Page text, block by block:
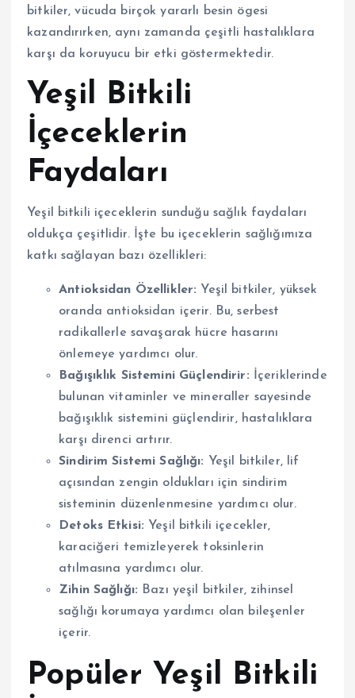
bitkiler, vücuda birçok yararlı besin ögesi
kazandırırken, aynı zamanda çeşitli hastalıklara
karşı da koruyucu bir etki göstermektedir.
Yeşil Bitkili
İçeceklerin
Faydaları
Yeşil bitkili içeceklerin sunduğu sağlık faydaları
oldukça çeşitlidir. İşte bu içeceklerin sağlığımıza
katkı sağlayan bazı özellikleri:
Antioksidan Özellikler: Yeşil bitkiler, yüksek
oranda antioksidan içerir. Bu, serbest
radikallerle savaşarak hücre hasarını
önlemeye yardımcı olur.
Bağışıklık Sistemini Güçlendirir: İçeriklerinde
bulunan vitaminler ve mineraller sayesinde
bağışıklık sistemini güçlendirir, hastalıklara
karşı direnci artırır.
Sindirim Sistemi Sağlığı: Yeşil bitkiler, lif
açısından zengin oldukları için sindirim
sisteminin düzenlenmesine yardımcı olur.
Detoks Etkisi: Yeşil bitkili içecekler,
karaciğeri temizleyerek toksinlerin
atılmasına yardımcı olur.
Zihin Sağlığı: Bazı yeşil bitkiler, zihinsel
sağlığı korumaya yardımcı olan bileşenler
içerir.
Popüler Yeşil Bitkili